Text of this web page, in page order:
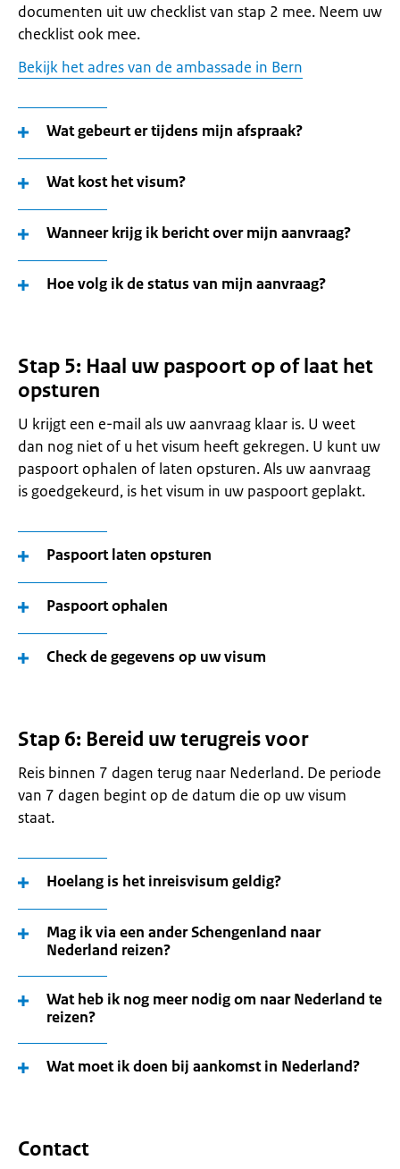
documenten uit uw checklist van stap 2 mee. Neem uw
checklist ook mee.
Bekijk het adres van de ambassade in Bern
Wat gebeurt er tijdens mijn afspraak?
Wat kost het visum?
Wanneer krijg ik bericht over mijn aanvraag?
Hoe volg ik de status van mijn aanvraag?
Stap 5: Haal uw paspoort op of laat het
opsturen
U krijgt een e-mail als uw aanvraag klaar is. U weet
dan nog niet of u het visum heeft gekregen. U kunt uw
paspoort ophalen of laten opsturen. Als uw aanvraag
is goedgekeurd, is het visum in uw paspoort geplakt.
Paspoort laten opsturen
Paspoort ophalen
Check de gegevens op uw visum
Stap 6: Bereid uw terugreis voor
Reis binnen 7 dagen terug naar Nederland. De periode
van 7 dagen begint op de datum die op uw visum
staat.
Hoelang is het inreisvisum geldig?
Mag ik via een ander Schengenland naar
Nederland reizen?
Wat heb ik nog meer nodig om naar Nederland te
reizen?
Wat moet ik doen bij aankomst in Nederland?
Contact